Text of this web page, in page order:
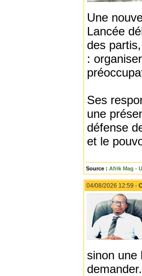
Une
Lancée
des
:
Ses
une
défense
et le
Source : Afrik Mag -
04/08/2026 12:59 -
sinon une
demander.